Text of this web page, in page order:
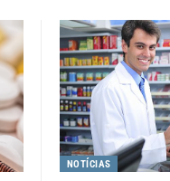
NOTÍCIAS